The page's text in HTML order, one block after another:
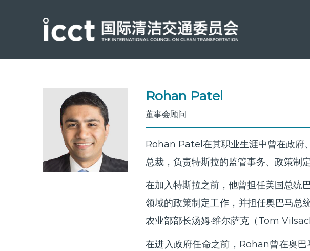
Rohan Patel
董事会顾问
Rohan Patel在其职业生涯中曾在政府
总裁，负责特斯拉的监管事务、政策制
在加入特斯拉之前，他曾担任美国总统
领域的政策制定工作，并担任奥巴马总
农业部部长汤姆·维尔萨克（Tom
在进入政府任命之前，Rohan曾在奥